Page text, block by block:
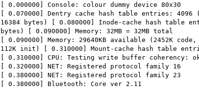
[ 0.000000] Console: colour dummy device 80x30
[ 0.070000] Dentry cache hash table entries: 4096
16384 bytes) [ 0.080000] Inode-cache hash table
bytes) [ 0.090000] Memory: 32MB = 32MB total
[ 0.090000] Memory: 29640KB available (2452K
112K init) [ 0.310000] Mount-cache hash table
[ 0.310000] CPU: Testing write buffer coherency:
[ 0.320000] NET: Registered protocol family 16
[ 0.380000] NET: Registered protocol family 23
[ 0.380000] Bluetooth: Core ver 2.11